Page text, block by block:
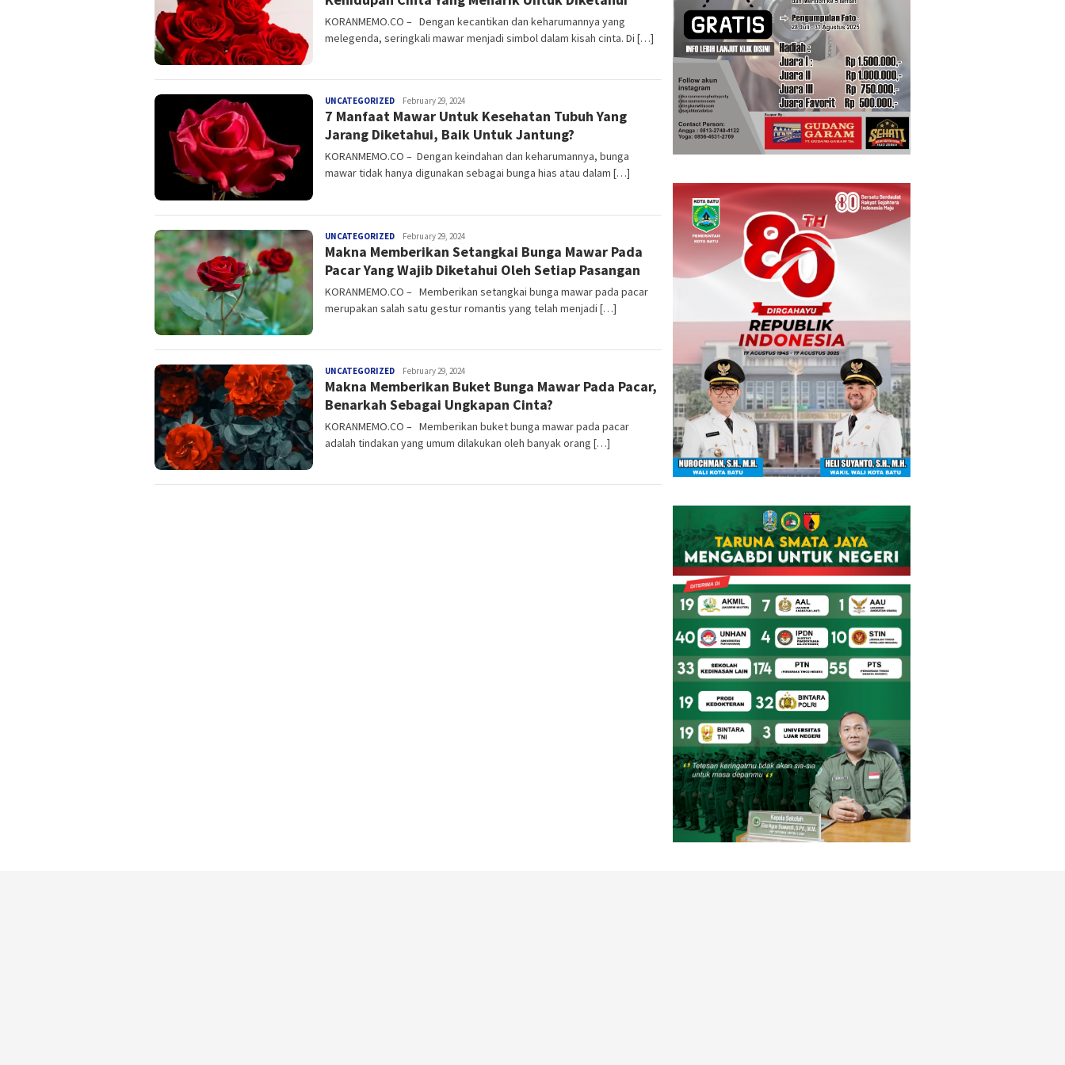
KORANMEMO.CO – Dengan kecantikan dan keharumannya yang
melegenda, seringkali mawar menjadi simbol dalam kisah cinta. Di […]
UNCATEGORIZEDanggada
February 29, 2024
7 Manfaat Mawar Untuk Kesehatan Tubuh Yang
Jarang Diketahui, Baik Untuk Jantung?
KORANMEMO.CO – Dengan keindahan dan keharumannya, bunga
mawar tidak hanya digunakan sebagai bunga hias atau dalam […]
UNCATEGORIZEDanggada
February 29, 2024
Makna Memberikan Setangkai Bunga Mawar Pada
Pacar Yang Wajib Diketahui Oleh Setiap Pasangan
KORANMEMO.CO – Memberikan setangkai bunga mawar pada pacar
merupakan salah satu gestur romantis yang telah menjadi […]
UNCATEGORIZEDanggada
February 29, 2024
Makna Memberikan Buket Bunga Mawar Pada Pacar,
Benarkah Sebagai Ungkapan Cinta?
KORANMEMO.CO – Memberikan buket bunga mawar pada pacar
adalah tindakan yang umum dilakukan oleh banyak orang […]